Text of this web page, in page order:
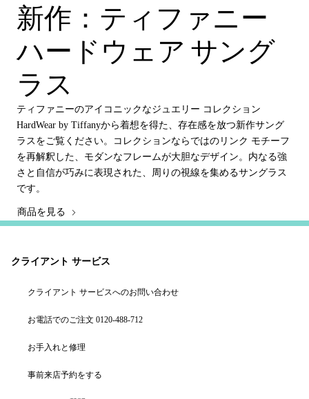
新作：ティファニー
ハードウェア サング
ラス
ティファニーのアイコニックなジュエリー コレクション
HardWear by Tiffanyから着想を得た、存在感を放つ新作サング
ラスをご覧ください。コレクションならではのリンク モチーフ
を再解釈した、モダンなフレームが大胆なデザイン。内なる強
さと自信が巧みに表現された、周りの視線を集めるサングラス
です。
商品を見る
クライアント サービス
クライアント サービスへのお問い合わせ
お電話でのご注文 0120-488-712
お手入れと修理
事前来店予約をする